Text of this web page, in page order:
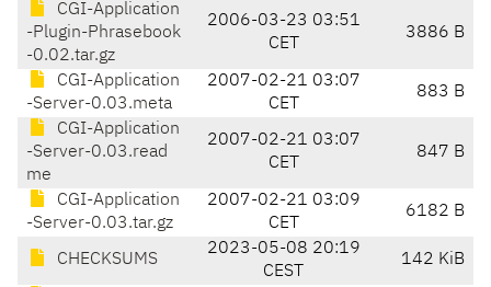
CGI-Application
-Plugin-Phrasebook
-0.02.tar.gz
2006-03-23 03:51
CET
3886 B
CGI-Application
-Server-0.03.meta
2007-02-21 03:07
CET
883 B
CGI-Application
-Server-0.03.read
me
2007-02-21 03:07
CET
847 B
CGI-Application
-Server-0.03.tar.gz
2007-02-21 03:09
CET
6182 B
CHECKSUMS
2023-05-08 20:19
CEST
142 KiB